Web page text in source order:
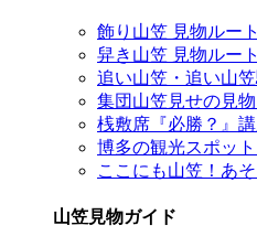
飾り山笠 見物ルー
舁き山笠 見物ルー
追い山笠・追い山
集団山笠見せの見
桟敷席『必勝？』
博多の観光スポッ
ここにも山笠！あ
山笠見物ガイド